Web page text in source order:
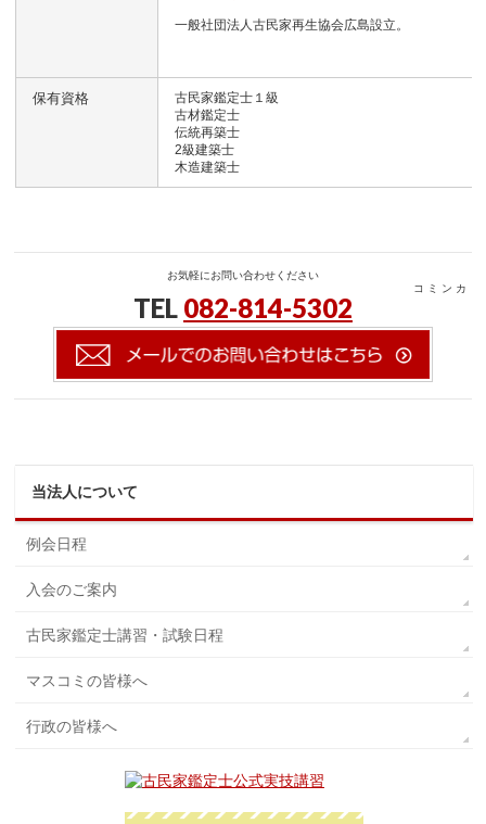
一般社団法人古民家再生協会広島設立。
保有資格
古民家鑑定士１級
古材鑑定士
伝統再築士
2級建築士
木造建築士
お気軽にお問い合わせください
コ ミ ン カ
TEL 082-814-5302
当法人について
例会日程
入会のご案内
古民家鑑定士講習・試験日程
マスコミの皆様へ
行政の皆様へ